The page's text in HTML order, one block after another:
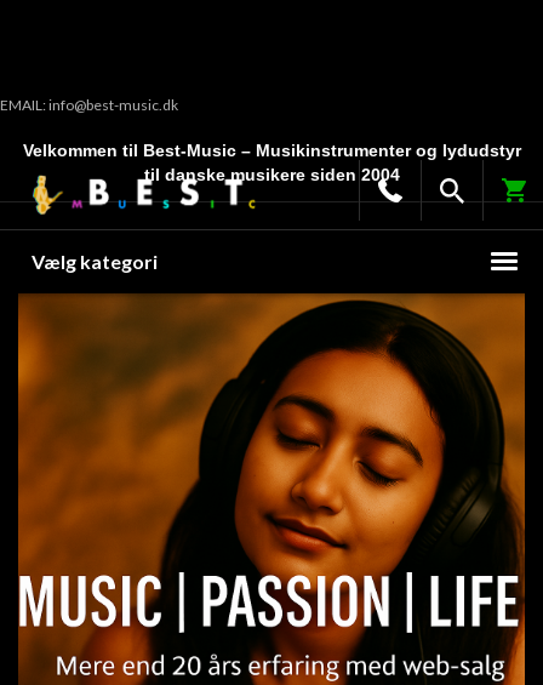
EMAIL: info@best-music.dk
Velkommen til Best-Music – Musikinstrumenter og lydudstyr
til danske musikere siden 2004
Vælg kategori